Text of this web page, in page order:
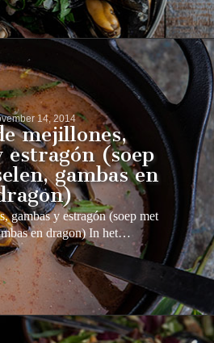
14, 2014
mejillones,
estragón (soep
gambas en
gambas y estragón (soep met
en dragon) In het…